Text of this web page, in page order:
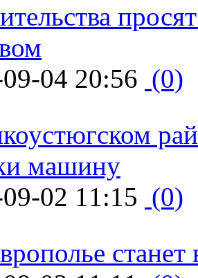
04 20:56 (0)
машину
02 11:15 (0)